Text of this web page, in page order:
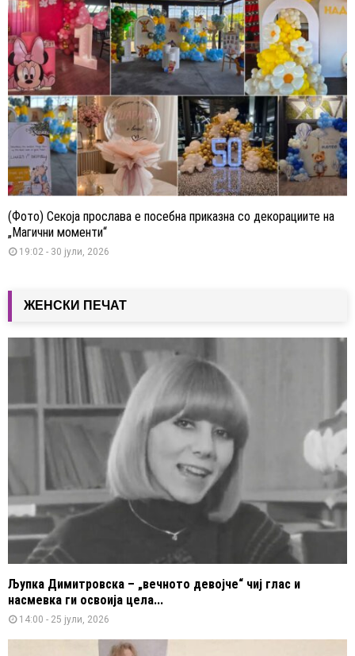
(Фото) Секоја прослава е посебна приказна со декорациите на
„Магични моменти“
19:02 - 30 јули, 2026
ЖЕНСКИ ПЕЧАТ
Љупка Димитровска – „вечното девојче“ чиј глас и
насмевка ги освоија цела...
14:00 - 25 јули, 2026